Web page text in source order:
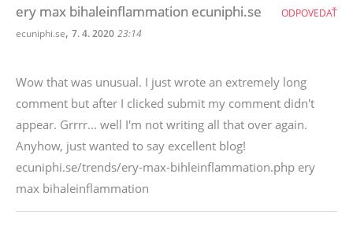
ery max bihaleinflammation ecuniphi.se
ecuniphi.se, 7. 4. 2020 23:14
Wow that was unusual. I just wrote an extremely long
comment but after I clicked submit my comment didn't
appear. Grrrr... well I'm not writing all that over again.
Anyhow, just wanted to say excellent blog!
ecuniphi.se/trends/ery-max-bihleinflammation.php ery
max bihaleinflammation
ODPOVEDAŤ